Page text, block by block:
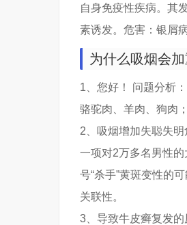
自身免疫性疾病。其
素诱发。危害：银屑
为什么吸烟会
1、您好！ 问题分析
骆驼肉、羊肉、狗肉
2、吸烟增加失聪失
一项对2万多名男性
号“杀手”黄斑变性的
关联性。
3、导致牛皮癣复发